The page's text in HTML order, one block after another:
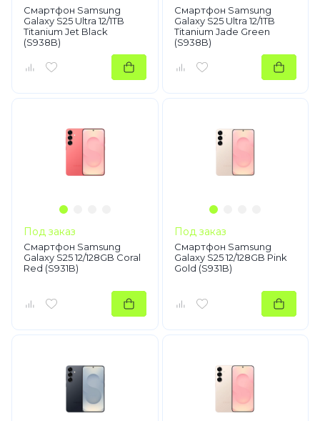
Смартфон Samsung
Galaxy S25 Ultra 12/1TB
Titanium Jet Black
(S938B)
Смартфон Samsung
Galaxy S25 Ultra 12/1TB
Titanium Jade Green
(S938B)
Под заказ
Смартфон Samsung
Galaxy S25 12/128GB Coral
Red (S931B)
Под заказ
Смартфон Samsung
Galaxy S25 12/128GB Pink
Gold (S931B)